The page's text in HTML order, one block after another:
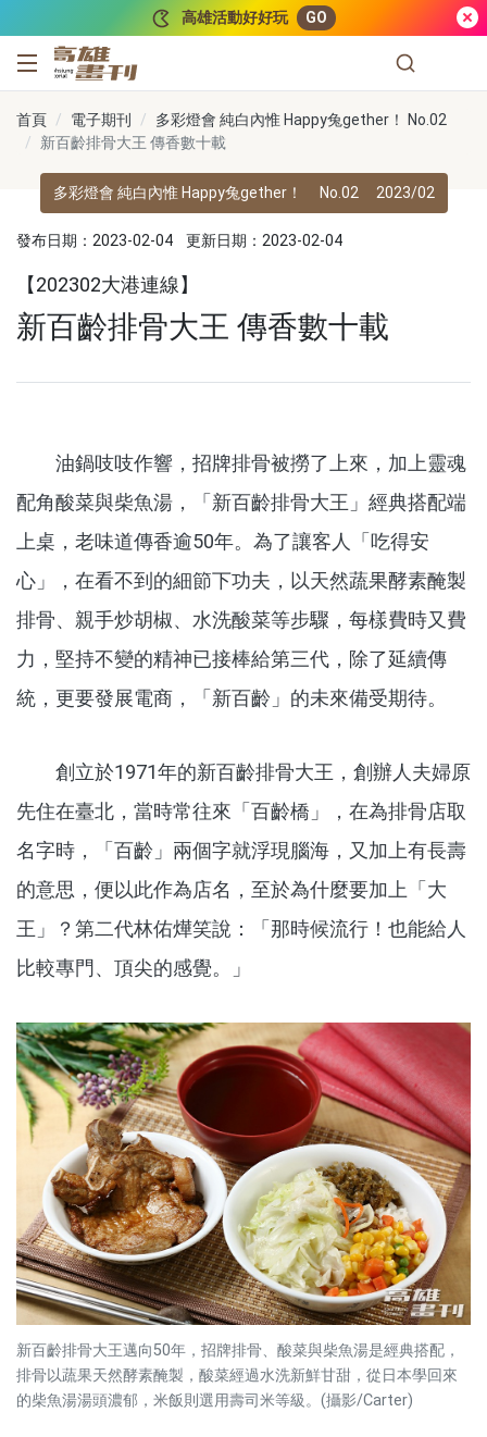
高雄活動好好玩 GO
高雄畫刊
首頁 電子期刊
多彩燈會 純白內惟 Happy兔gether！ No.02
新百齡排骨大王 傳香數十載
多彩燈會 純白內惟 Happy兔gether！ No.02 2023/02
發布日期：2023-02-04 更新日期：2023-02-04
【202302大港連線】
新百齡排骨大王 傳香數十載
油鍋吱吱作響，招牌排骨被撈了上來，加上靈魂
配角酸菜與柴魚湯，「新百齡排骨大王」經典搭配端
上桌，老味道傳香逾50年。為了讓客人「吃得安
心」，在看不到的細節下功夫，以天然蔬果酵素醃製
排骨、親手炒胡椒、水洗酸菜等步驟，每樣費時又費
力，堅持不變的精神已接棒給第三代，除了延續傳
統，更要發展電商，「新百齡」的未來備受期待。
創立於1971年的新百齡排骨大王，創辦人夫婦原
先住在臺北，當時常往來「百齡橋」，在為排骨店取
名字時，「百齡」兩個字就浮現腦海，又加上有長壽
的意思，便以此作為店名，至於為什麼要加上「大
王」？第二代林佑燁笑說：「那時候流行！也能給人
比較專門、頂尖的感覺。」
新百齡排骨大王邁向50年，招牌排骨、酸菜與柴魚湯是經典搭配，
排骨以蔬果天然酵素醃製，酸菜經過水洗新鮮甘甜，從日本學回來
的柴魚湯湯頭濃郁，米飯則選用壽司米等級。(攝影/Carter)